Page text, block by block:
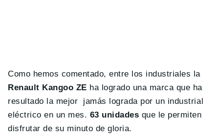
Como hemos comentado, entre los industriales la
Renault Kangoo ZE ha logrado una marca que ha
resultado la mejor jamás lograda por un industrial
eléctrico en un mes. 63 unidades que le permiten
disfrutar de su minuto de gloria.